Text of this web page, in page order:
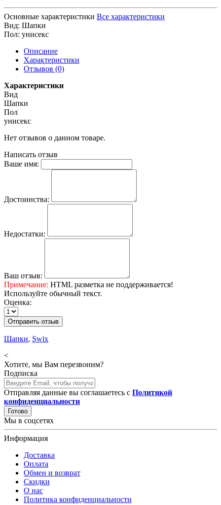
Основные характеристики Все характеристики
Вид: Шапки
Пол: унисекс
Описание
Характеристики
Отзывов (0)
Характеристики
Вид
Шапки
Пол
унисекс
Нет отзывов о данном товаре.
Написать отзыв
Ваше имя:
Достоинства:
Недостатки:
Ваш отзыв:
Примечание: HTML разметка не поддерживается!
Используйте обычный текст.
Оценка:
Отправить отзыв
Шапки, Swix
<
Хотите, мы Вам перезвоним?
Подписка
Отправляя данные вы соглашаетесь с Политикой
конфиденциальности
Готово
Мы в соцсетях
Информация
Доставка
Оплата
Обмен и возврат
Скидки
О нас
Политика конфиденциальности